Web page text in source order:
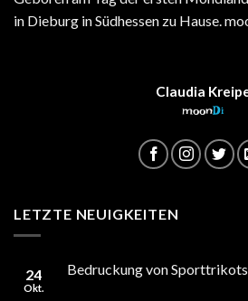
in Dieburg in Südhessen zu Hause.
Claudia
moonDi
LETZTE NEUIGKEITEN
24
Okt.
Bedruckung von Sporttrikots